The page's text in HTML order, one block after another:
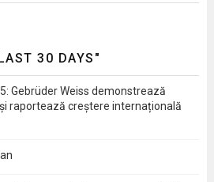
30 DAYS"
Gebrüder Weiss demonstrează
raportează creștere internațională